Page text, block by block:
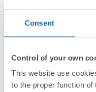
Consent
Control of your own
This website use
to the proper function